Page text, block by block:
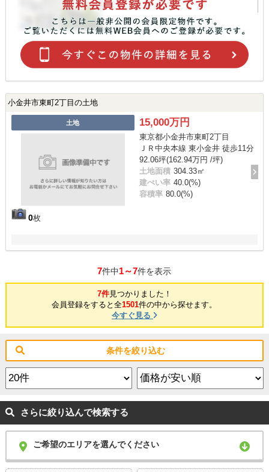
小金井市東町2丁目の土地
土地
0枚
15,000万円
東京都小金井市東町2丁目
ＪＲ中央本線 東小金井 徒歩11分
92.06坪(162.94万円 /坪)
土地面積 304.33㎡
建ぺい率 40.0(%)
容積率 80.0(%)
7件中1～7件を表示
7件見つかりました！
会員登録をすると全1501件の中から探せます。
今すぐ見る
条件を絞り込む
さらに絞り込んで検索する
ご希望のエリアを選んでください